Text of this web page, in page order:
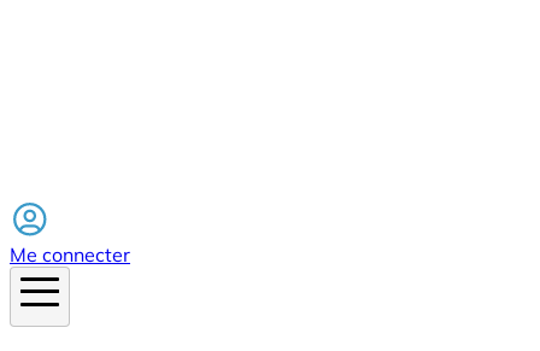
Me connecter